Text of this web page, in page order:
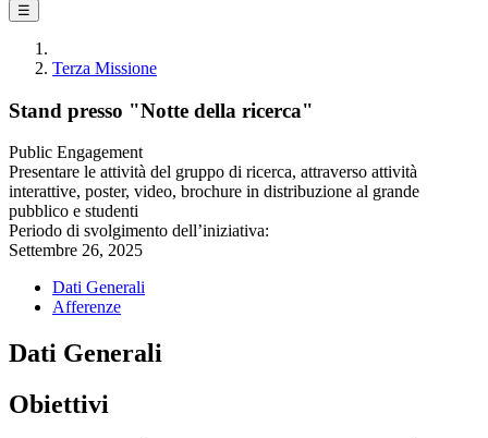
☰
Terza Missione
Stand presso "Notte della ricerca"
Public Engagement
Presentare le attività del gruppo di ricerca, attraverso attività
interattive, poster, video, brochure in distribuzione al grande
pubblico e studenti
Periodo di svolgimento dell’iniziativa:
Settembre 26, 2025
Dati Generali
Afferenze
Dati Generali
Obiettivi